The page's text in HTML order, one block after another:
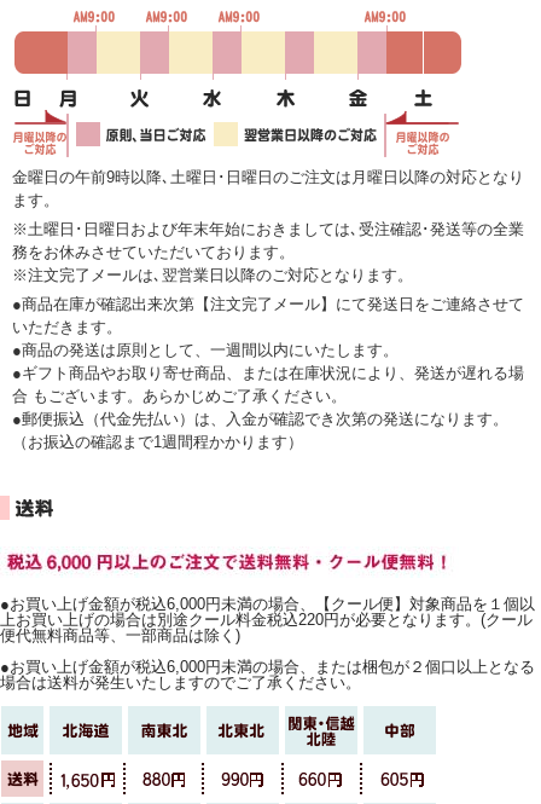
金曜日の午前9時以降､土曜日･日曜日のご注文は月曜日以降の対応となり
ます。
※土曜日･日曜日および年末年始におきましては､受注確認･発送等の全業
務をお休みさせていただいております。
※注文完了メールは､翌営業日以降のご対応となります。
●商品在庫が確認出来次第【注文完了メール】にて発送日をご連絡させて
いただきます。
●商品の発送は原則として、一週間以内にいたします。
●ギフト商品やお取り寄せ商品、または在庫状況により、発送が遅れる場
合 もございます。あらかじめご了承ください。
●郵便振込（代金先払い）は、入金が確認でき次第の発送になります。
（お振込の確認まで1週間程かかります）
●お買い上げ金額が税込6,000円未満の場合、【クール便】対象商品を１個以
上お買い上げの場合は別途クール料金税込220円が必要となります。(クール
便代無料商品等、一部商品は除く)
●お買い上げ金額が税込6,000円未満の場合、または梱包が２個口以上となる
場合は送料が発生いたしますのでご了承ください。